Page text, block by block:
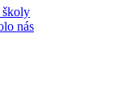
školy
nás